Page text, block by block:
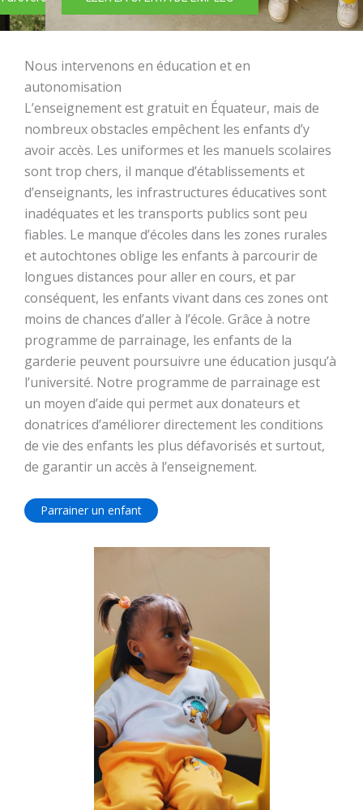
Nous intervenons en éducation et en
autonomisation
L’enseignement est gratuit en Équateur, mais de
nombreux obstacles empêchent les enfants d’y
avoir accès. Les uniformes et les manuels scolaires
sont trop chers, il manque d’établissements et
d’enseignants, les infrastructures éducatives sont
inadéquates et les transports publics sont peu
fiables. Le manque d’écoles dans les zones rurales
et autochtones oblige les enfants à parcourir de
longues distances pour aller en cours, et par
conséquent, les enfants vivant dans ces zones ont
moins de chances d’aller à l’école. Grâce à notre
programme de parrainage, les enfants de la
garderie peuvent poursuivre une éducation jusqu’à
l’université. Notre programme de parrainage est
un moyen d’aide qui permet aux donateurs et
donatrices d’améliorer directement les conditions
de vie des enfants les plus défavorisés et surtout,
de garantir un accès à l’enseignement.
Parrainer un enfant